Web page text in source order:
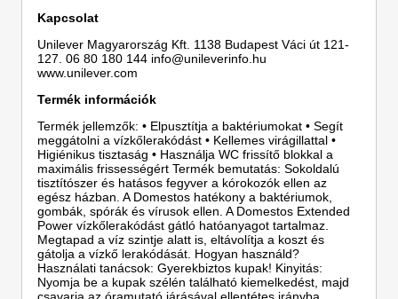
Kapcsolat
Unilever Magyarország Kft. 1138 Budapest Váci út 121-
127. 06 80 180 144 info@unileverinfo.hu
www.unilever.com
Termék információk
Termék jellemzők: • Elpusztítja a baktériumokat • Segít
meggátolni a vízkőlerakódást • Kellemes virágillattal •
Higiénikus tisztaság • Használja WC frissítő blokkal a
maximális frissességért Termék bemutatás: Sokoldalú
tisztítószer és hatásos fegyver a kórokozók ellen az
egész házban. A Domestos hatékony a baktériumok,
gombák, spórák és vírusok ellen. A Domestos Extended
Power vízkőlerakódást gátló hatóanyagot tartalmaz.
Megtapad a víz szintje alatt is, eltávolítja a koszt és
gátolja a vízkő lerakódását. Hogyan használd?
Használati tanácsok: Gyerekbiztos kupak! Kinyitás:
Nyomja be a kupak szélén található kiemelkedést, majd